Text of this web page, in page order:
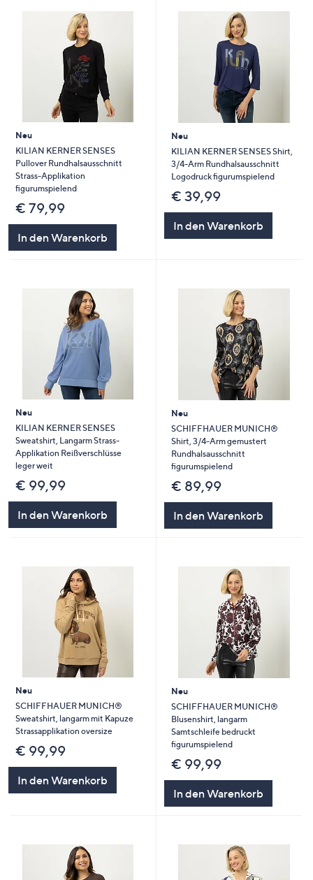
Neu
KILIAN KERNER SENSES
Pullover Rundhalsausschnitt
Strass-Applikation
figurumspielend
€ 79,99
In den Warenkorb
Neu
KILIAN KERNER SENSES Shirt,
3/4-Arm Rundhalsausschnitt
Logodruck figurumspielend
€ 39,99
In den Warenkorb
Neu
KILIAN KERNER SENSES
Sweatshirt, Langarm Strass-
Applikation Reißverschlüsse
leger weit
€ 99,99
In den Warenkorb
Neu
SCHIFFHAUER MUNICH®
Shirt, 3/4-Arm gemustert
Rundhalsausschnitt
figurumspielend
€ 89,99
In den Warenkorb
Neu
SCHIFFHAUER MUNICH®
Sweatshirt, langarm mit Kapuze
Strassapplikation oversize
€ 99,99
In den Warenkorb
Neu
SCHIFFHAUER MUNICH®
Blusenshirt, langarm
Samtschleife bedruckt
figurumspielend
€ 99,99
In den Warenkorb